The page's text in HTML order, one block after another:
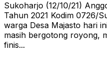
Sukoharjo (12/10/21)
Tahun 2021 Kodim 0726/
warga Desa Majasto hari
masih bergotong royong,
finis...